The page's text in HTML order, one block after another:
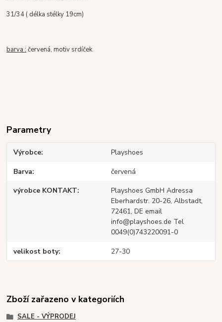
31/34 ( délka stélky 19cm)
barva : červená, motiv srdíček
Parametry
Výrobce Playshoes
Barva červená
výrobce KONTAKT
Playshoes GmbH Adressa
Eberhardstr. 20-26, Albstadt,
72461, DE email
info@playshoes.de Tel
0049(0)743220091-0
velikost boty 27-30
Zboží zařazeno v kategoriích
SALE - VÝPRODEJ